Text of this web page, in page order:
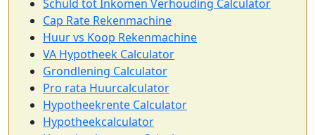
Schuld tot Inkomen Verhouding Calculator
Cap Rate Rekenmachine
Huur vs Koop Rekenmachine
VA Hypotheek Calculator
Grondlening Calculator
Pro rata Huurcalculator
Hypotheekrente Calculator
Hypotheekcalculator